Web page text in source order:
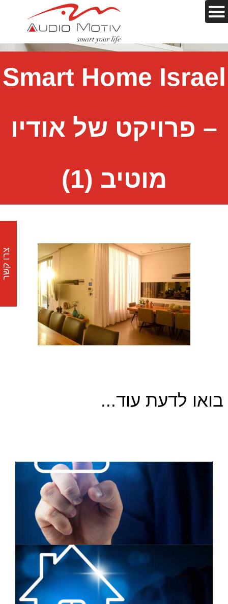
Smart Home Israel
– פרויקט של אודיו
מוטיב (1)
בואו לדעת עוד...
צרו קשר